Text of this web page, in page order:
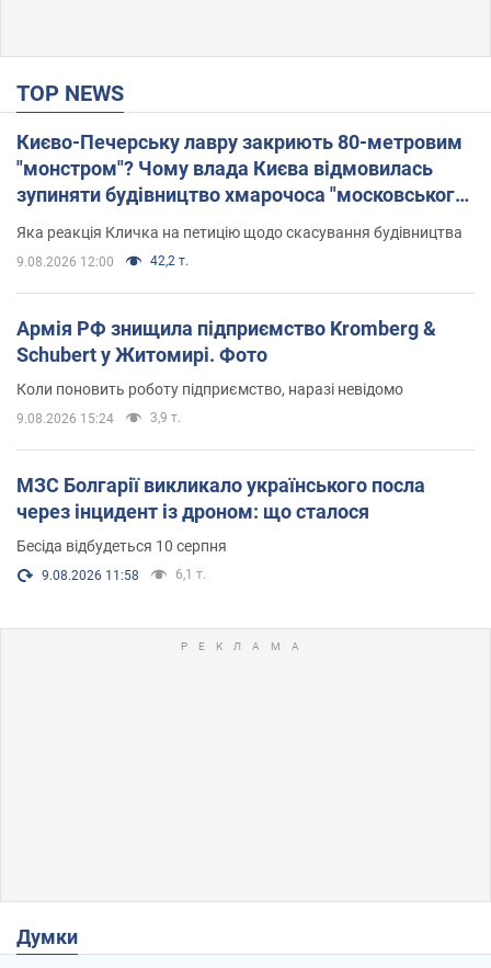
TOP NEWS
Києво-Печерську лавру закриють 80-метровим
"монстром"? Чому влада Києва відмовилась
зупиняти будівництво хмарочоса "московського
вірянина"
Яка реакція Кличка на петицію щодо скасування будівництва
9.08.2026 12:00 42,2 т.
Армія РФ знищила підприємство Kromberg &
Schubert у Житомирі. Фото
Коли поновить роботу підприємство, наразі невідомо
9.08.2026 15:24 3,9 т.
МЗС Болгарії викликало українського посла
через інцидент із дроном: що сталося
Бесіда відбудеться 10 серпня
9.08.2026 11:58 6,1 т.
Думки